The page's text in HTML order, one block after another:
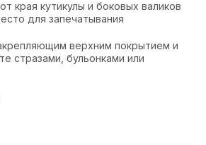
края кутикулы и боковых валиков
для запечатывания
верхним покрытием и
стразами, бульонками или